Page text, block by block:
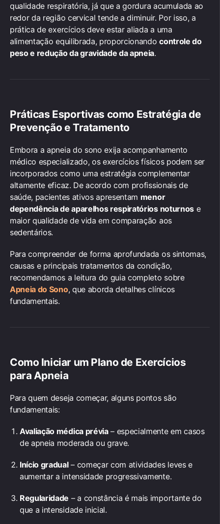
qualidade respiratória, já que a gordura acumulada ao
redor da região cervical tende a diminuir. Por isso, a
prática de exercícios deve estar aliada a uma
alimentação equilibrada, proporcionandocontrole do
peso e redução da gravidade da apneia.
Práticas Esportivas como Estratégia de
Prevenção e Tratamento
Embora a apneia do sono exija acompanhamento
médico especializado, os exercícios físicos podem ser
incorporados como uma estratégia complementar
altamente eficaz. De acordo com profissionais de
saúde, pacientes ativos apresentam menor
dependência de aparelhos respiratórios noturnose
maior qualidade de vida em comparação aos
sedentários.
Para compreender de forma aprofundada os sintomas,
causas e principais tratamentos da condição,
recomendamos a leitura do guia completo sobre
Apneia do Sono, que aborda detalhes clínicos
fundamentais.
Como Iniciar um Plano de Exercícios
para Apneia
Para quem deseja começar, alguns pontos são
fundamentais:
Avaliação médica prévia– especialmente em casos
de apneia moderada ou grave.
Início gradual– começar com atividades leves e
aumentar a intensidade progressivamente.
Regularidade – a constância é mais importante do
que a intensidade inicial.